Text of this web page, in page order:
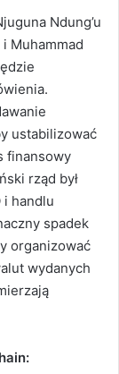
Ndung’u
Muhammad
ustabilizować
finansowy
rząd był
i handlu
spadek
organizować
wydanych